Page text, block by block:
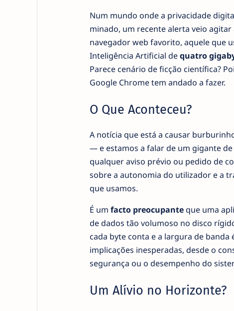
Num mundo onde a privacidade
minado, um recente alerta veio
navegador web favorito, aquele que
Inteligência Artificial dequatro
Parece cenário de ficção científica?
Google Chrome tem andado a fazer.
O Que Aconteceu?
A notícia que está a causar
— e estamos a falar de um gigante
qualquer aviso prévio ou pedido de
sobre a autonomia do utilizador e a
que usamos.
É um facto preocupanteque uma
de dados tão volumoso no disco
cada byte conta e a largura de
implicações inesperadas, desde o
segurança ou o desempenho do
Um Alívio no Horizonte?